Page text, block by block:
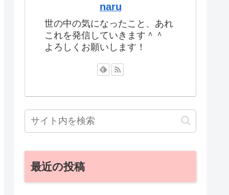
naru
世の中の気になったこと、あれ
これを発信していきます＾＾
よろしくお願いします！
最近の投稿